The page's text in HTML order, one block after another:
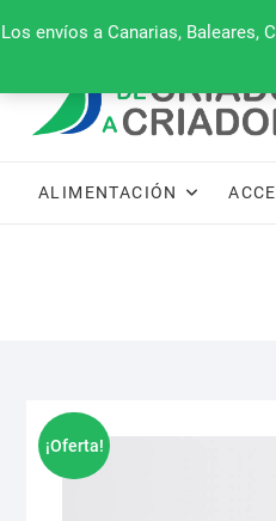
Los envíos a Canarias, Baleares,
al
660 079 911
ALIMENTACIÓN
¡Oferta!